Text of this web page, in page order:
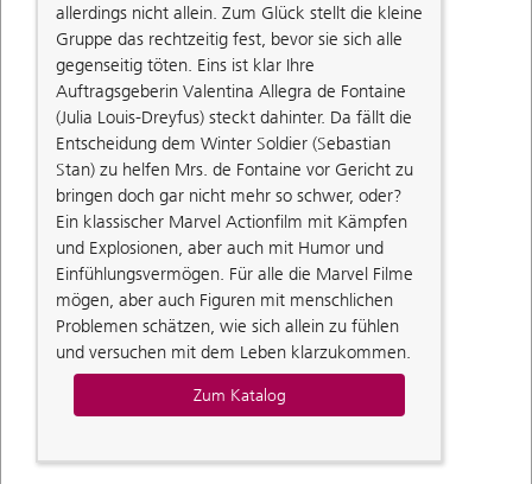
allerdings nicht allein. Zum Glück stellt die kleine
Gruppe das rechtzeitig fest, bevor sie sich alle
gegenseitig töten. Eins ist klar Ihre
Auftragsgeberin Valentina Allegra de Fontaine
(Julia Louis-Dreyfus) steckt dahinter. Da fällt die
Entscheidung dem Winter Soldier (Sebastian
Stan) zu helfen Mrs. de Fontaine vor Gericht zu
bringen doch gar nicht mehr so schwer, oder?
Ein klassischer Marvel Actionfilm mit Kämpfen
und Explosionen, aber auch mit Humor und
Einfühlungsvermögen. Für alle die Marvel Filme
mögen, aber auch Figuren mit menschlichen
Problemen schätzen, wie sich allein zu fühlen
und versuchen mit dem Leben klarzukommen.
Zum Katalog